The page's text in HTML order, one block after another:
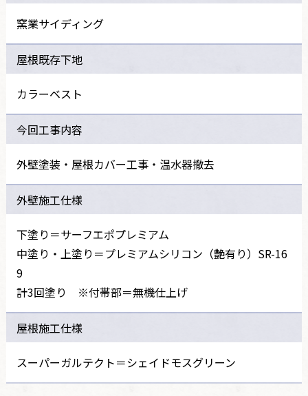
窯業サイディング
屋根既存下地
カラーベスト
今回工事内容
外壁塗装・屋根カバー工事・温水器撤去
外壁施工仕様
下塗り＝サーフエポプレミアム
中塗り・上塗り＝プレミアムシリコン（艶有り）SR-16
9
計3回塗り ※付帯部＝無機仕上げ
屋根施工仕様
スーパーガルテクト＝シェイドモスグリーン